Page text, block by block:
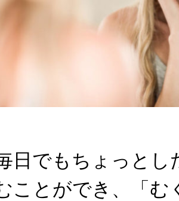
日でもちょっとし
ことができ、「む